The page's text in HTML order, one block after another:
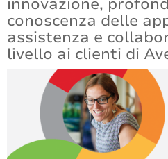
innovazione,
conoscenza delle
assistenza e
livello ai clienti di